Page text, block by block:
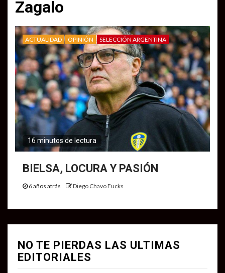
Zagalo
ACTUALIDAD OPINIÓN SELECCIÓN ARGENTINA
16 minutos de lectura
BIELSA, LOCURA Y PASIÓN
6 años atrás Diego Chavo Fucks
NO TE PIERDAS LAS ULTIMAS
EDITORIALES